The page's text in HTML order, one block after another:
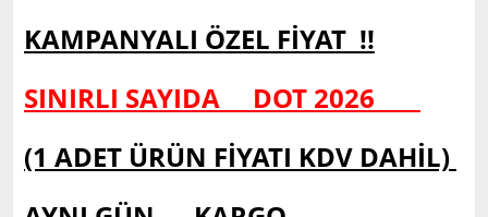
KAMPANYALI ÖZEL FİYAT !!
SINIRLI SAYIDA DOT 2026
(1 ADET ÜRÜN FİYATI KDV DAHİL)